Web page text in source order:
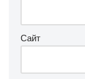
Сайт